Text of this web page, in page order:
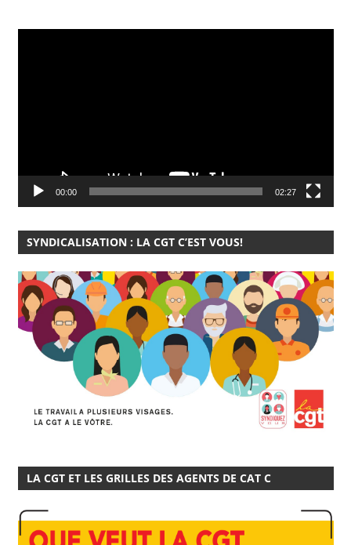
00:00 02:27
SYNDICALISATION : LA CGT C’EST VOUS!
LA CGT ET LES GRILLES DES AGENTS DE CAT C